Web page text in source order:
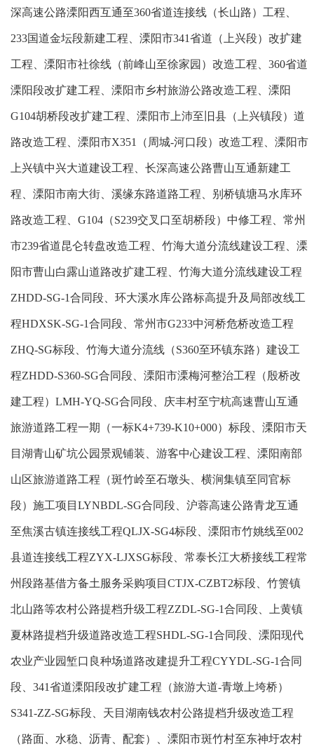
深高速公路溧阳西互通至360省道连接线（长山路）工程、
233国道金坛段新建工程、溧阳市341省道（上兴段）改扩建
工程、溧阳市社徐线（前峰山至徐家园）改造工程、 360省道
溧阳段改扩建工程、溧阳市乡村旅游公路改造工程、溧阳
G104胡桥段改扩建工程、溧阳市上沛至旧县（上兴镇段）道
路改造工程、溧阳市X351 （周城-河口段）改造工程、溧阳市
上兴镇中兴大道建设工程、长深高速公路曹山互通新建工
程、溧阳市南大街、溪缘东路道路工程、别桥镇塘马水库环
路改造工程、 G104（S239交叉口至胡桥段）中修工程、常州
市239省道昆仑转盘改造工程、竹海大道分流线建设工程、溧
阳市曹山白露山道路改扩建工程、竹海大道分流线建设工程
ZHDD-SG-1合同段、环大溪水库公路标高提升及局部改线工
程HDXSK-SG-1合同段、常州市G233中河桥危桥改造工程
ZHQ-SG标段、竹海大道分流线（S360至环镇东路）建设工
程ZHDD-S360-SG合同段、溧阳市溧梅河整治工程（殷桥改
建工程） LMH-YQ-SG合同段、庆丰村至宁杭高速曹山互通
旅游道路工程一期（一标K4+739-K10+000）标段、溧阳市天
目湖青山矿坑公园景观铺装、游客中心建设工程、溧阳南部
山区旅游道路工程（斑竹岭至石墩头、横涧集镇至同官标
段）施工项目 LYNBDL-SG合同段、沪蓉高速公路青龙互通
至焦溪古镇连接线工程QLJX-SG4标段、溧阳市竹姚线至002
县道连接线工程ZYX-LJXSG标段、常泰长江大桥接线工程常
州段路基借方备土服务采购项目 CTJX-CZBT2标段、竹箦镇
北山路等农村公路提档升级工程ZZDL-SG-1合同段、上黄镇
夏林路提档升级道路改造工程SHDL-SG-1合同段、溧阳现代
农业产业园堑口良种场道路改建提升工程CYYDL-SG-1合同
段、 341省道溧阳段改扩建工程（旅游大道-青墩上垮桥）
S341-ZZ-SG标段、天目湖南钱农村公路提档升级改造工程
（路面、水稳、沥青、配套）、溧阳市斑竹村至东神圩农村